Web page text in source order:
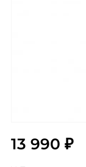
13 990 ₽